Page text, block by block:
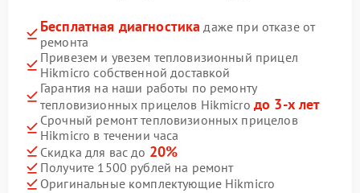
Бесплатная диагностика даже при отказе от
ремонта
Привезем и увезем тепловизионный прицел
Hikmicro собственной доставкой
Гарантия на наши работы по ремонту
тепловизионных прицелов Hikmicro до 3-х лет
Срочный ремонт тепловизионных прицелов
Hikmicro в течении часа
Скидка для вас до 20%
Получите 1500 рублей на ремонт
Оригинальные комплектующие Hikmicro